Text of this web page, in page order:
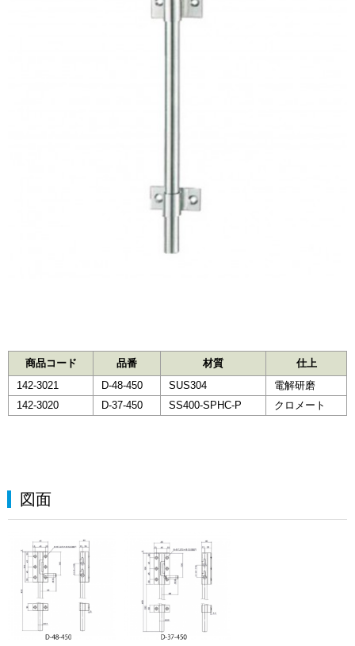
商品コード 品番 材質
仕上
142-3021
D-48-450 SUS304
電解研磨
142-3020
D-37-450 SS400-SPHC-P クロメート
図面